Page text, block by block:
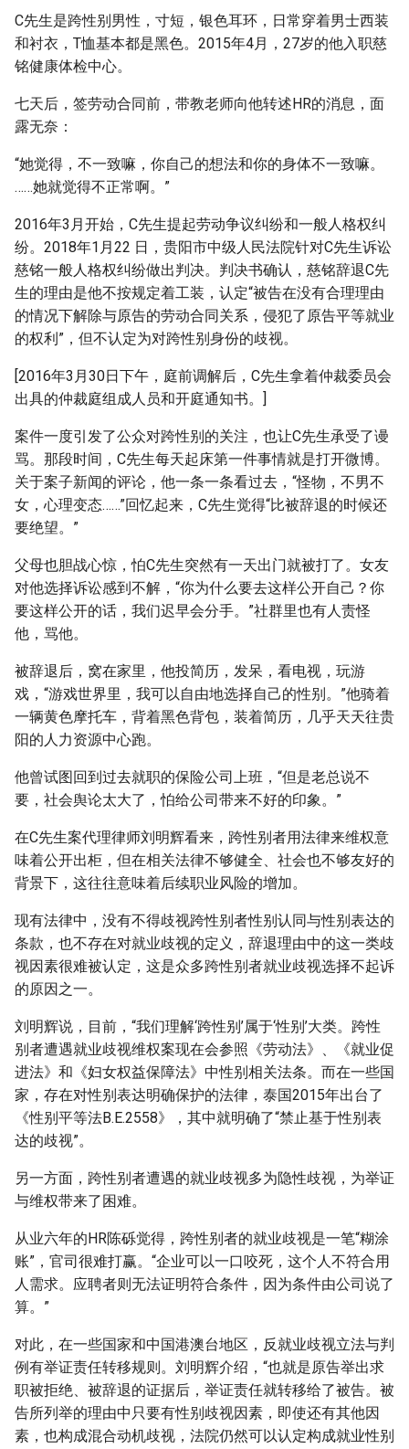
C先生是跨性别男性，寸短，银色耳环，日常穿着男士西装
和衬衣，T恤基本都是黑色。2015年4月，27岁的他入职慈
铭健康体检中心。
七天后，签劳动合同前，带教老师向他转述HR的消息，面
露无奈：
“她觉得，不一致嘛，你自己的想法和你的身体不一致嘛。
……她就觉得不正常啊。”
2016年3月开始，C先生提起劳动争议纠纷和一般人格权纠
纷。2018年1月22 日，贵阳市中级人民法院针对C先生诉讼
慈铭一般人格权纠纷做出判决。判决书确认，慈铭辞退C先
生的理由是他不按规定着工装，认定“被告在没有合理理由
的情况下解除与原告的劳动合同关系，侵犯了原告平等就业
的权利”，但不认定为对跨性别身份的歧视。
[2016年3月30日下午，庭前调解后，C先生拿着仲裁委员会
出具的仲裁庭组成人员和开庭通知书。]
案件一度引发了公众对跨性别的关注，也让C先生承受了谩
骂。那段时间，C先生每天起床第一件事情就是打开微博。
关于案子新闻的评论，他一条一条看过去，“怪物，不男不
女，心理变态……”回忆起来，C先生觉得“比被辞退的时候还
要绝望。”
父母也胆战心惊，怕C先生突然有一天出门就被打了。女友
对他选择诉讼感到不解，“你为什么要去这样公开自己？你
要这样公开的话，我们迟早会分手。”社群里也有人责怪
他，骂他。
被辞退后，窝在家里，他投简历，发呆，看电视，玩游
戏，“游戏世界里，我可以自由地选择自己的性别。”他骑着
一辆黄色摩托车，背着黑色背包，装着简历，几乎天天往贵
阳的人力资源中心跑。
他曾试图回到过去就职的保险公司上班，“但是老总说不
要，社会舆论太大了，怕给公司带来不好的印象。”
在C先生案代理律师刘明辉看来，跨性别者用法律来维权意
味着公开出柜，但在相关法律不够健全、社会也不够友好的
背景下，这往往意味着后续职业风险的增加。
现有法律中，没有不得歧视跨性别者性别认同与性别表达的
条款，也不存在对就业歧视的定义，辞退理由中的这一类歧
视因素很难被认定，这是众多跨性别者就业歧视选择不起诉
的原因之一。
刘明辉说，目前，“我们理解‘跨性别’属于‘性别’大类。跨性
别者遭遇就业歧视维权案现在会参照《劳动法》、《就业促
进法》和《妇女权益保障法》中性别相关法条。而在一些国
家，存在对性别表达明确保护的法律，泰国2015年出台了
《性别平等法B.E.2558》，其中就明确了“禁止基于性别表
达的歧视”。
另一方面，跨性别者遭遇的就业歧视多为隐性歧视，为举证
与维权带来了困难。
从业六年的HR陈砾觉得，跨性别者的就业歧视是一笔“糊涂
账”，官司很难打赢。“企业可以一口咬死，这个人不符合用
人需求。应聘者则无法证明符合条件，因为条件由公司说了
算。”
对此，在一些国家和中国港澳台地区，反就业歧视立法与判
例有举证责任转移规则。刘明辉介绍，“也就是原告举出求
职被拒绝、被辞退的证据后，举证责任就转移给了被告。被
告所列举的理由中只要有性别歧视因素，即使还有其他因
素，也构成混合动机歧视，法院仍然可以认定构成就业性别